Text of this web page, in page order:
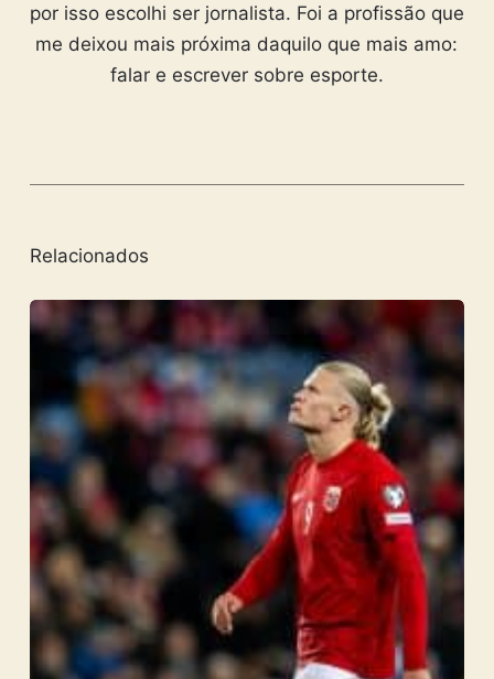
por isso escolhi ser jornalista. Foi a profissão que
me deixou mais próxima daquilo que mais amo:
falar e escrever sobre esporte.
Relacionados